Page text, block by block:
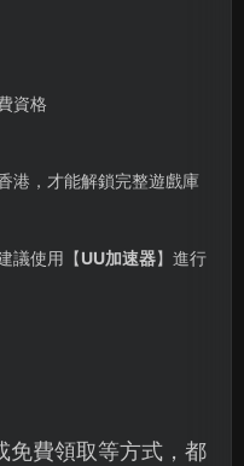
資格
港，才能解鎖完整遊戲庫
議使用【UU加速器】進行
免費領取等方式，都